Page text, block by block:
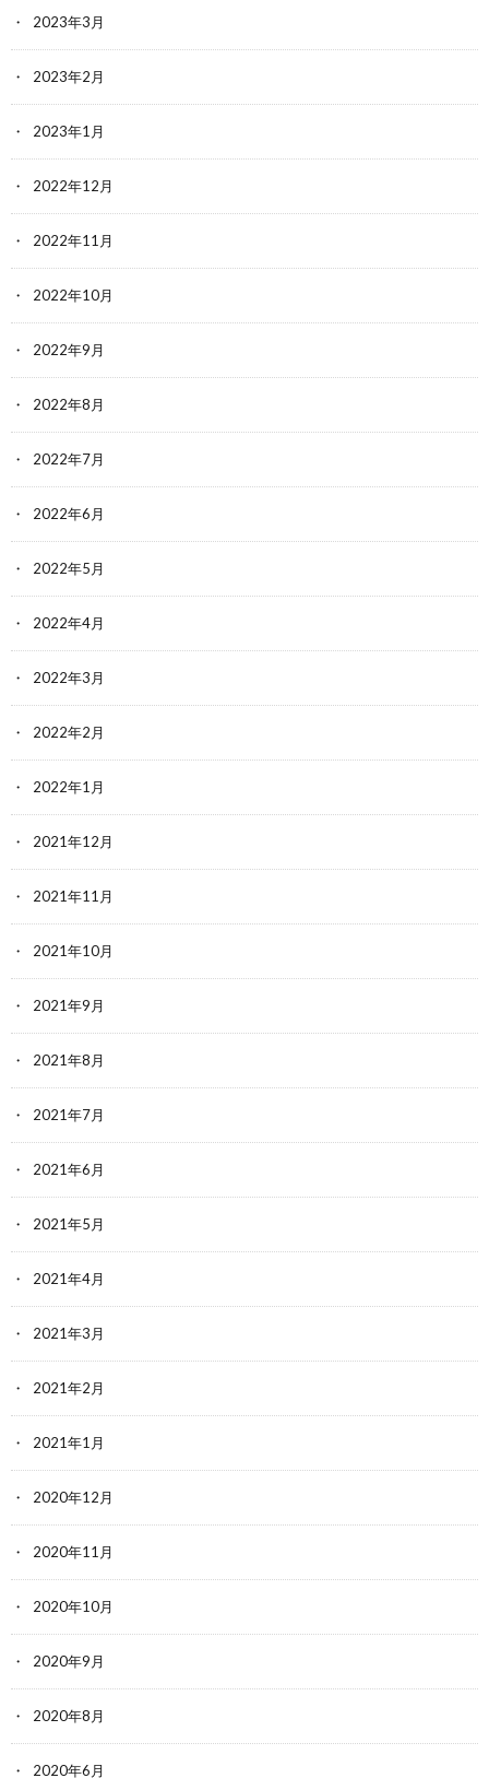
2023年3月
2023年2月
2023年1月
2022年12月
2022年11月
2022年10月
2022年9月
2022年8月
2022年7月
2022年6月
2022年5月
2022年4月
2022年3月
2022年2月
2022年1月
2021年12月
2021年11月
2021年10月
2021年9月
2021年8月
2021年7月
2021年6月
2021年5月
2021年4月
2021年3月
2021年2月
2021年1月
2020年12月
2020年11月
2020年10月
2020年9月
2020年8月
2020年6月